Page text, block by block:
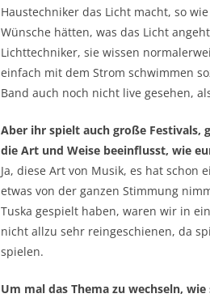
Haustechniker das Licht macht, so
Wünsche hätten, was das Licht
Lichttechniker, sie wissen
einfach mit dem Strom schwimmen
Band auch noch nicht live gesehen,
Aber ihr spielt auch große Festivals,
die Art und Weise beeinflusst, wie
Ja, diese Art von Musik, es hat schon
etwas von der ganzen Stimmung
Tuska gespielt haben, waren wir in
nicht allzu sehr reingeschienen, da
spielen.
Um mal das Thema zu wechseln,